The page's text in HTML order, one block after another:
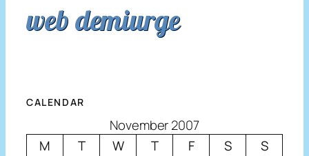
web demiurge
CALENDAR
November 2007
M
T W T F S
S